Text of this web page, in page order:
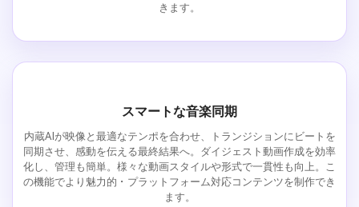
きます。
スマートな音楽同期
内蔵AIが映像と最適なテンポを合わせ、トランジションにビートを
同期させ、感動を伝える最終結果へ。ダイジェスト動画作成を効率
化し、管理も簡単。様々な動画スタイルや形式で一貫性も向上。こ
の機能でより魅力的・プラットフォーム対応コンテンツを制作でき
ます。